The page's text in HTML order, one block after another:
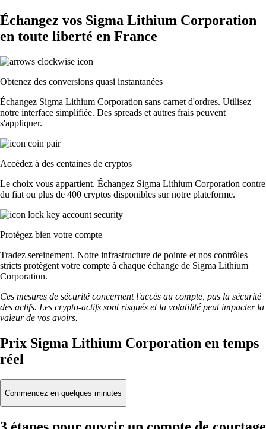
Échangez vos Sigma Lithium Corporation
en toute liberté en France
Obtenez des conversions quasi instantanées
Échangez Sigma Lithium Corporation sans carnet d'ordres. Utilisez
notre interface simplifiée. Des spreads et autres frais peuvent
s'appliquer.
Accédez à des centaines de cryptos
Le choix vous appartient. Échangez Sigma Lithium Corporation contre
du fiat ou plus de 400 cryptos disponibles sur notre plateforme.
Protégez bien votre compte
Tradez sereinement. Notre infrastructure de pointe et nos contrôles
stricts protègent votre compte à chaque échange de Sigma Lithium
Corporation.
Ces mesures de sécurité concernent l'accès au compte, pas la sécurité
des actifs. Les crypto-actifs sont risqués et la volatilité peut impacter la
valeur de vos avoirs.
Prix Sigma Lithium Corporation en temps
réel
Commencez en quelques minutes